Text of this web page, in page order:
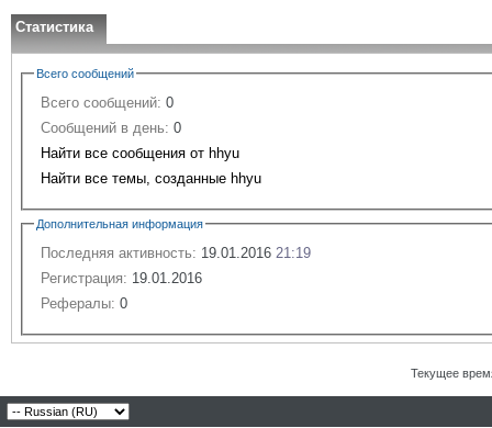
Статистика
Всего сообщений
Всего сообщений: 0
Сообщений в день: 0
Найти все сообщения от hhyu
Найти все темы, созданные hhyu
Дополнительная информация
Последняя активность: 19.01.2016 21:19
Регистрация: 19.01.2016
Рефералы: 0
Текущее